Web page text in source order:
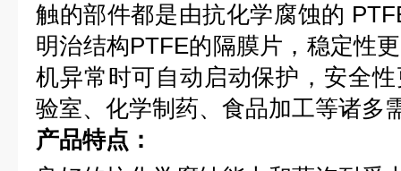
触的部件都是由抗化学腐蚀的
明治结构PTFE的隔膜片，稳定性
机异常时可自动启动保护，安全
验室、化学制药、食品加工等诸多
产品特点：